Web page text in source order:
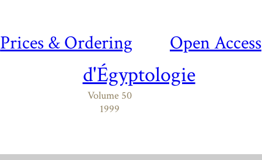
Prices & Ordering Open Access
d'Égyptologie
Volume 50
1999